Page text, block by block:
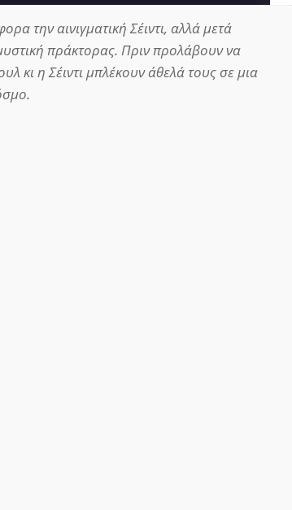
την αινιγματική Σέιντι, αλλά μετά
πράκτορας. Πριν προλάβουν να
κι η Σέιντι μπλέκουν άθελά τους σε μια